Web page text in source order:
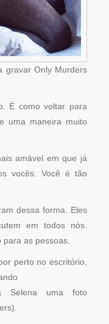
gravar Only Murders
É como voltar para
uma maneira muito
amável em que já
vocês. Você é tão
dessa forma. Eles
em todos nós.
as pessoas.
perto no escritório,
Selena uma foto